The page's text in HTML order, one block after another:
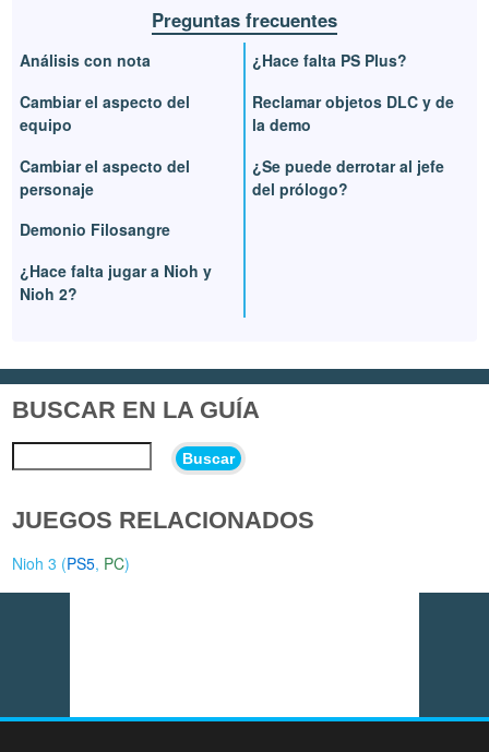
Preguntas frecuentes
Análisis con nota
Cambiar el aspecto del
equipo
Cambiar el aspecto del
personaje
Demonio Filosangre
¿Hace falta jugar a Nioh y
Nioh 2?
¿Hace falta PS Plus?
Reclamar objetos DLC y de
la demo
¿Se puede derrotar al jefe
del prólogo?
BUSCAR EN LA GUÍA
Buscar
JUEGOS RELACIONADOS
Nioh 3 (PS5, PC)